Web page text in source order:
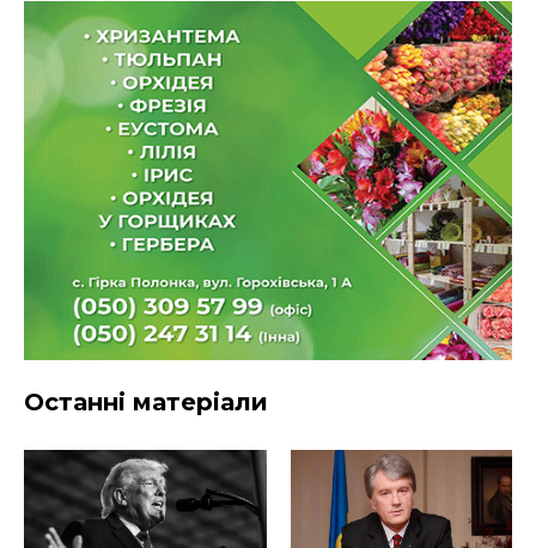
Останні матеріали